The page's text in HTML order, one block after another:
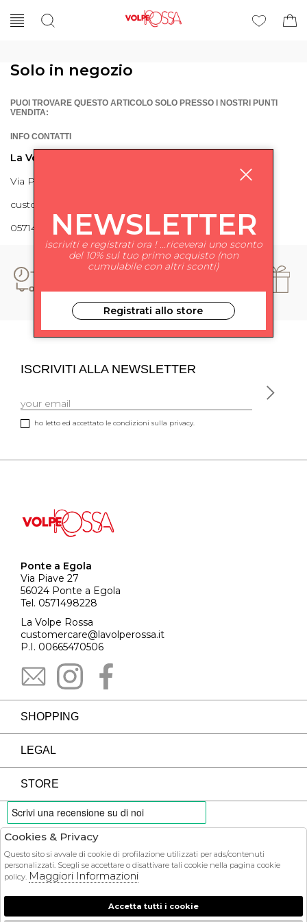
Solo in negozio
PUOI TROVARE QUESTO ARTICOLO SOLO PRESSO I NOSTRI PUNTI
VENDITA:
INFO CONTATTI
La Volpe Rossa
Via Piave 27 56024 Ponte a Egola
customercare@lavolperossa.it
0571498228
ISCRIVITI ALLA NEWSLETTER
ho letto ed accettato le condizioni sulla privacy.
Ponte a Egola
Via Piave 27
56024 Ponte a Egola
Tel. 0571498228
La Volpe Rossa
customercare@lavolperossa.it
P.I. 00665470506
SHOPPING
LEGAL
STORE
PAYMENTS
COURIER
NEWSLETTER
iscriviti e registrati ora ! ...riceverai uno sconto
del 10% sul tuo primo acquisto (non
cumulabile con altri sconti)
Registrati allo store
Cookies & Privacy
Questo sito si avvale di cookie di profilazione utilizzati per ads/contenuti
personalizzati. Scegli se accettare o disattivare tali cookie nella pagina cookie
policy. Maggiori Informazioni
Accetta tutti i cookie